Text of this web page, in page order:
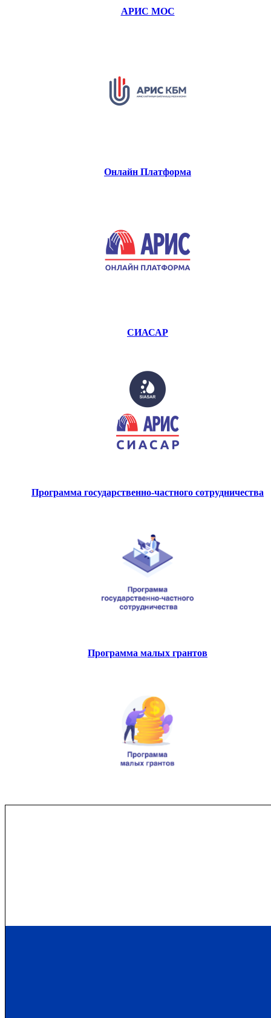
АРИС МОС
Онлайн Платформа
СИАСАР
Программа государственно-частного сотрудничества
Программа малых грантов